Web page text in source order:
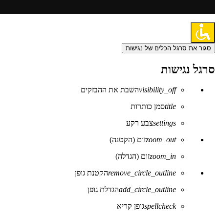
סגור את סרגל הכלים של נגישות
סרגל נגישות
visibility_offהשבת את ההבזקים
titleסמן כותרות
settingsצבע רקע
zoom_outזום (הקטנה)
zoom_inזום (הגדלה)
remove_circle_outlineהקטנת גופן
add_circle_outlineהגדלת גופן
spellcheckגופן קריא